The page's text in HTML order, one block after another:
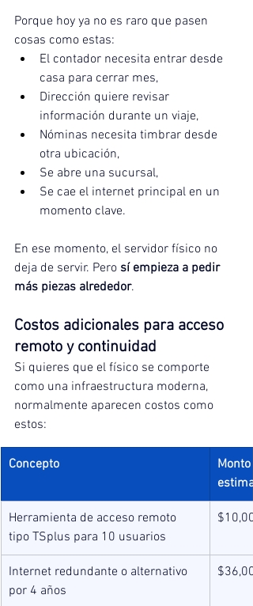
Porque hoy ya no es raro que pasen
cosas como estas:
El contador necesita entrar desde
casa para cerrar mes,
Dirección quiere revisar
información durante un viaje,
Nóminas necesita timbrar desde
otra ubicación,
Se abre una sucursal,
Se cae el internet principal en un
momento clave.
En ese momento, el servidor físico no
deja de servir. Pero sí empieza a pedir
más piezas alrededor.
Costos adicionales para acceso
remoto y continuidad
Si quieres que el físico se comporte
como una infraestructura moderna,
normalmente aparecen costos como
estos:
Concepto
Monto
Herramienta de acceso remoto
tipo TSplus para 10 usuarios
Internet redundante o alternativo
por 4 años